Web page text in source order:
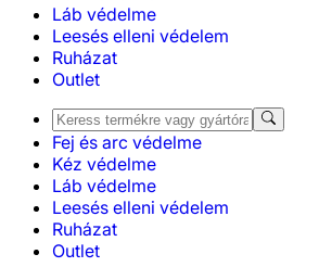
Láb védelme
Leesés elleni védelem
Ruházat
Outlet
Fej és arc védelme
Kéz védelme
Láb védelme
Leesés elleni védelem
Ruházat
Outlet